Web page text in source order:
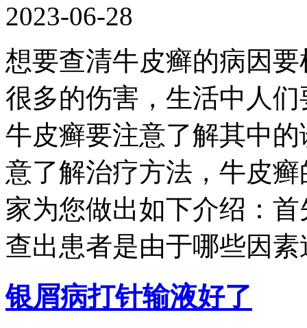
2023-06-28
想要查清牛皮癣的病因
很多的伤害，生活中人
牛皮癣要注意了解其中
意了解治疗方法，牛皮
家为您做出如下介绍：
查出患者是由于哪些因素
银屑病打针输液好了